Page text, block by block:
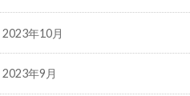
2023年10月
2023年9月